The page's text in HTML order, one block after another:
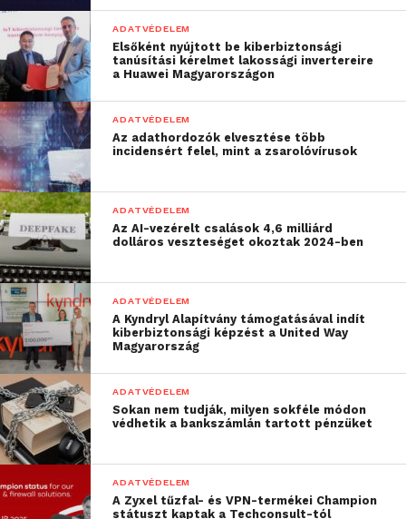
ellenére, hogy szakértők
szerint ez jelentős
veszteséget képez mind
időben, mind
anyagiakban.
„Hibás megközelítés azt
gondolni, hogy a
visszaélések a HR és a
belső ellenőrzés, a
kiberbiztonság az IT, a
megfelelőség pedig a
jogászok szakterülete. A
vállalatoknak erre a
három veszélyforrásra
egy egységként kell
tekinteniük, ahelyett,
ADATVÉDELEM
Elsőként nyújtott be kiberbiztonsági
tanúsítási kérelmet lakossági invertereire
a Huawei Magyarországon
ADATVÉDELEM
Az adathordozók elvesztése több
incidensért felel, mint a zsarolóvírusok
ADATVÉDELEM
Az AI-vezérelt csalások 4,6 milliárd
dolláros veszteséget okoztak 2024-ben
ADATVÉDELEM
A Kyndryl Alapítvány támogatásával indít
kiberbiztonsági képzést a United Way
Magyarország
ADATVÉDELEM
Sokan nem tudják, milyen sokféle módon
védhetik a bankszámlán tartott pénzüket
ADATVÉDELEM
A Zyxel tűzfal- és VPN-termékei Champion
státuszt kaptak a Techconsult-tól